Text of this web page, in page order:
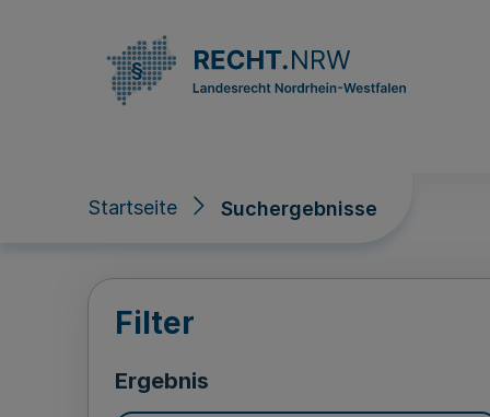
Startseite Suchergebnisse
Suchergebnisse
Filter
Ergebnis